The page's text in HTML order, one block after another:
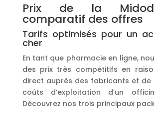
Prix de la
comparatif des offres
Tarifs optimisés pour un
cher
En tant que pharmacie en ligne,
des prix très compétitifs en
direct auprès des fabricants et de
coûts d’exploitation d’un
Découvrez nos trois principaux